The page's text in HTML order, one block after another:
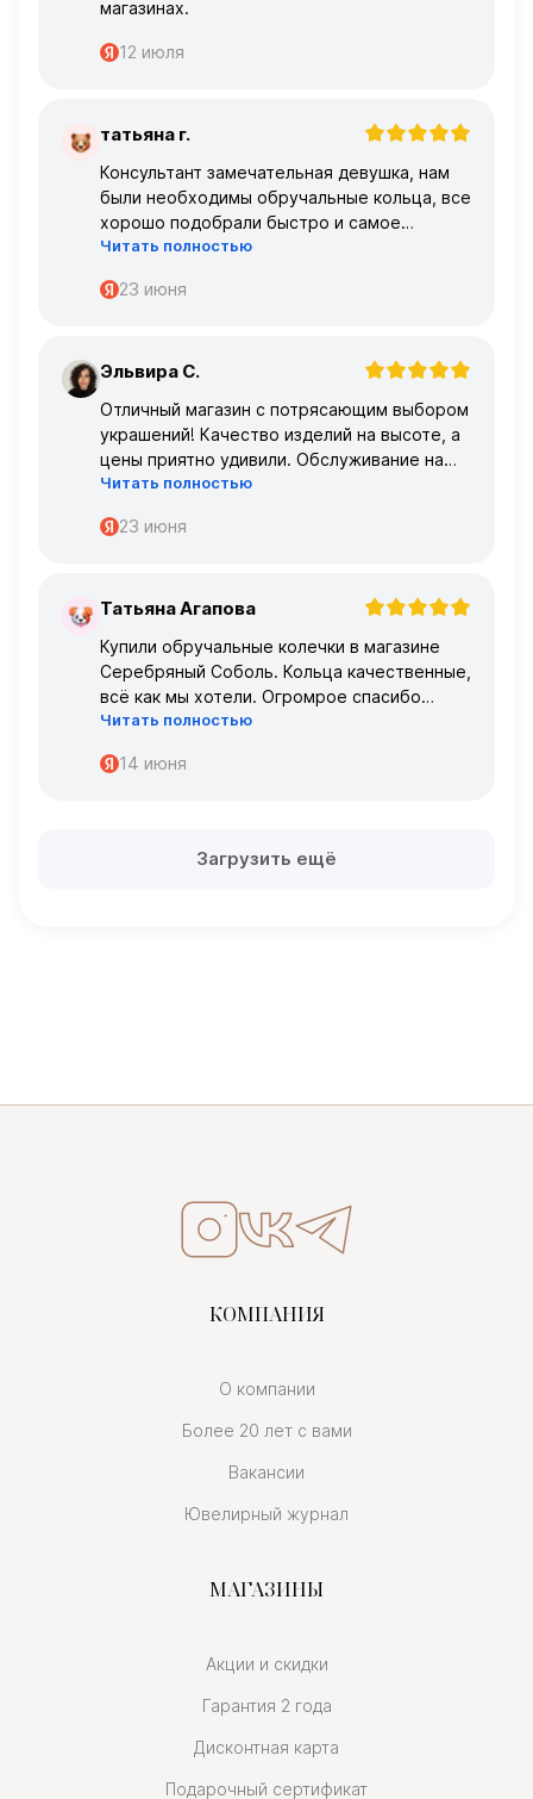
магазинах.
12 июля
Т татьяна г.
Консультант замечательная девушка, нам
были необходимы обручальные кольца, все
хорошо подобрали быстро и самое
главное, что все подошло по размеру с
Читать полностью
23 июня
Э Эльвира С.
Отличный магазин с потрясающим выбором
украшений! Качество изделий на высоте, а
цены приятно удивили. Обслуживание на
высшем уровне – консультанты очень
Читать полностью
23 июня
Т Татьяна Агапова
Купили обручальные колечки в магазине
Серебряный Соболь. Кольца качественные,
всё как мы хотели. Огромрое спасибо
персоналу за работу с нами!
Читать полностью
14 июня
Загрузить ещё
КОМПАНИЯ
О компании
Более 20 лет с вами
Вакансии
Ювелирный журнал
МАГАЗИНЫ
Акции и скидки
Гарантия 2 года
Дисконтная карта
Подарочный сертификат